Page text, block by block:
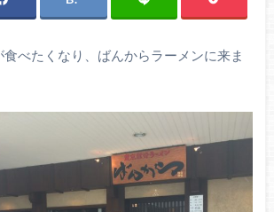
べたくなり、ばんからラーメンに来ま